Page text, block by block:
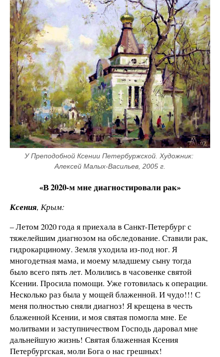
У Преподобной Ксении Петербуржской. Художник:
Алексей Малых-Васильев, 2005 г.
«В 2020-м мне диагностировали рак»
Ксения, Крым:
– Летом 2020 года я приехала в Санкт-Петербург с
тяжелейшим диагнозом на обследование. Ставили рак,
гидрокарциному. Земля уходила из-под ног. Я
многодетная мама, и моему младшему сыну тогда
было всего пять лет. Молились в часовенке святой
Ксении. Просила помощи. Уже готовилась к операции.
Несколько раз была у мощей блаженной. И чудо!!! С
меня полностью сняли диагноз! Я крещена в честь
блаженной Ксении, и моя святая помогла мне. Ее
молитвами и заступничеством Господь даровал мне
дальнейшую жизнь! Святая блаженная Ксения
Петербургская, моли Бога о нас грешных!